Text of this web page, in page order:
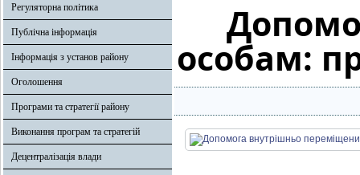
Регуляторна політика
Публічна інформація
Інформація з установ району
Оголошення
Програми та стратегії району
Виконання програм та стратегій
Децентралізація влади
особам: